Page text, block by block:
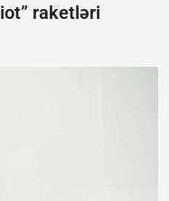
raketləri